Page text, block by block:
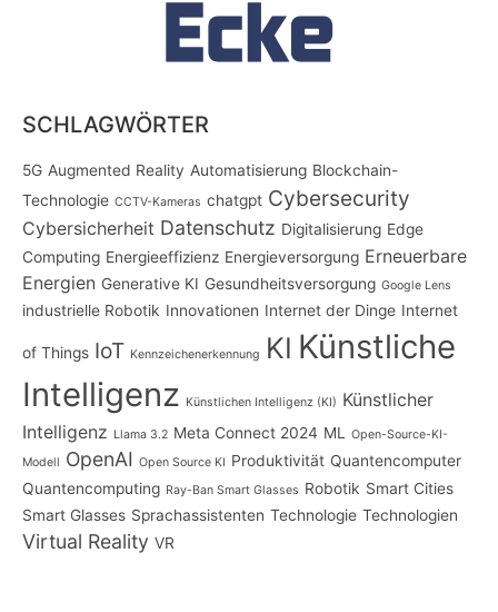
SCHLAGWÖRTER
5G Augmented Reality Automatisierung Blockchain-
Technologie CCTV-Kameras chatgpt Cybersecurity
Cybersicherheit Datenschutz Digitalisierung Edge
Computing Energieeffizienz Energieversorgung Erneuerbare
Energien Generative KI Gesundheitsversorgung Google Lens
industrielle Robotik Innovationen Internet der Dinge Internet
of Things IoT Kennzeichenerkennung KI Künstliche
Intelligenz Künstlichen Intelligenz (KI) Künstlicher
Intelligenz Llama 3.2 Meta Connect 2024 ML
Open-Source-KI-
Modell OpenAI Open Source KI Produktivität Quantencomputer
Quantencomputing Ray-Ban Smart Glasses Robotik Smart Cities
Smart Glasses Sprachassistenten Technologie Technologien
Virtual Reality VR